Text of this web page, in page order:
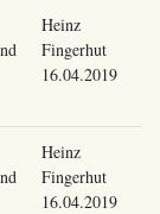
Heinz
Fingerhut
16.04.2019
Heinz
Fingerhut
16.04.2019